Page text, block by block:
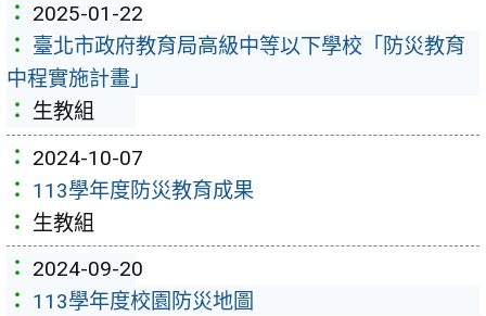
2025-01-22
臺北市政府教育局高級中等以下學校「防災教育
中程實施計畫」
生教組
2024-10-07
113學年度防災教育成果
生教組
2024-09-20
113學年度校園防災地圖